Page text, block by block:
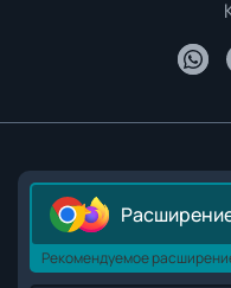
Рекомендуемое